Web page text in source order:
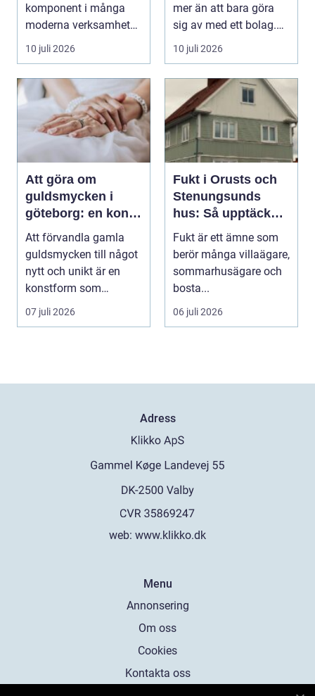
komponent i många
moderna verksamheter.
Den används för att fl...
10 juli 2026
mer än att bara göra
sig av med ett bolag.
För många ä...
10 juli 2026
Att göra om
guldsmycken i
göteborg: en konst
att förnya det
gamla
Att förvandla gamla
guldsmycken till något
nytt och unikt är en
konstform som
kombinerar
traditionel...
07 juli 2026
Fukt i Orusts och
Stenungsunds
hus: Så upptäcker
och åtgärdar du
problemet
Fukt är ett ämne som
berör många villaägare,
sommarhusägare och
bosta...
06 juli 2026
Adress
web: www.klikko.dk
Menu
Annonsering
Om oss
Cookies
Kontakta oss